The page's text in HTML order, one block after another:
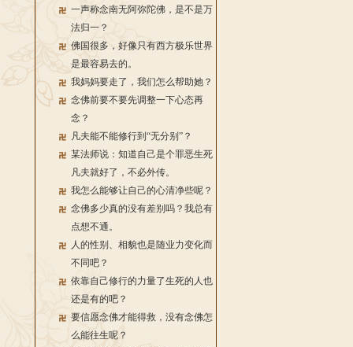
一声称念南无阿弥陀佛，是不是万
法归一？
佛国很多，好像只有西方极乐世界
是最容易去的。
我妈妈要走了，我们怎么帮助她？
念佛前要不要先调整一下心态再
念？
凡夫能不能修行到“无分别”？
某法师说：知道自己是个罪恶生死
凡夫就好了，不必外传。
我怎么能够让自己的心清净些呢？
念佛多少真的没有差别吗？我总有
点想不通。
人的性别、相貌也是随业力变化而
不同吧？
依靠自己修行的力量了生死的人也
还是有的吧？
要信愿念佛才能得救，没有念佛怎
么能往生呢？